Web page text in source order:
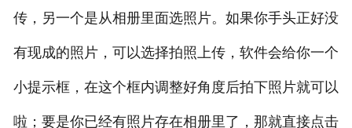
传，另一个是从相册里面选照片。如果你手头正好没
有现成的照片，可以选择拍照上传，软件会给你一个
小提示框，在这个框内调整好角度后拍下照片就可以
啦；要是你已经有照片存在相册里了，那就直接点击